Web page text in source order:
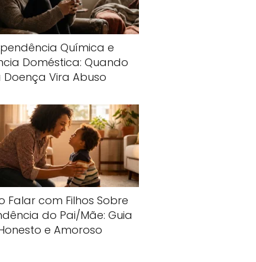
Química e
Doméstica: Quando
Doença Vira Abuso
Falar com Filhos Sobre
do Pai/Mãe: Guia
e Amoroso